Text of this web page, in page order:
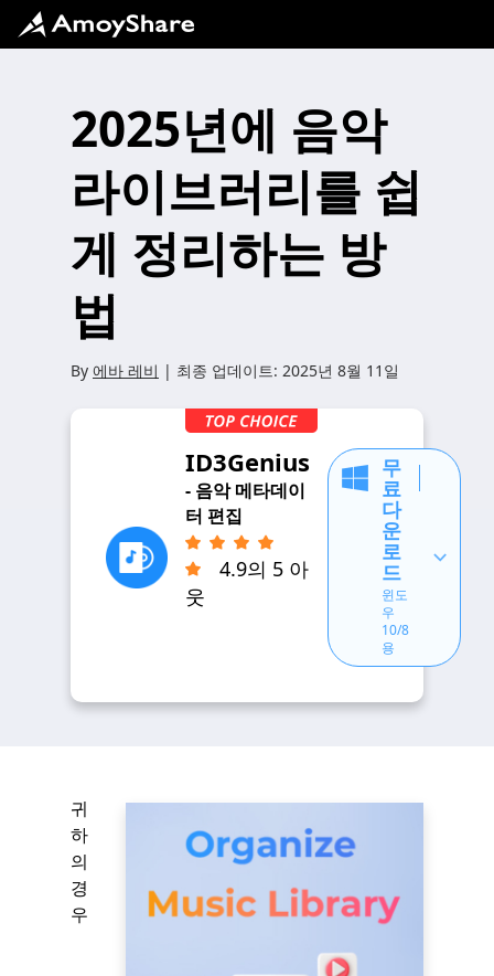
2025년에 음악
라이브러리를 쉽
게 정리하는 방
법
By 에바 레비 | 최종 업데이트: 2025년 8월 11일
ID3Genius
- 음악 메타데이
터 편집
4.9의 5 아
웃
무
료
다
운
로
드
윈도
우
10/8
용
귀
하
의
경
우